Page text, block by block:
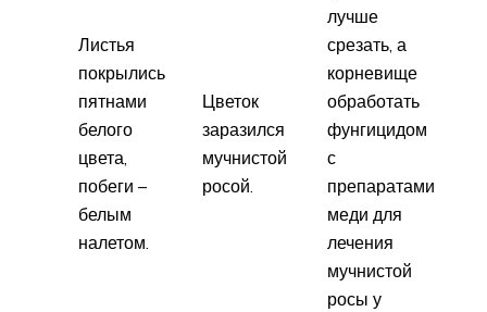
Листья
покрылись
пятнами
белого
цвета,
побеги –
белым
налетом.
Цветок
заразился
мучнистой
росой.
лучше
срезать, а
корневище
обработать
фунгицидом
с
препаратами
меди для
лечения
мучнистой
росы у